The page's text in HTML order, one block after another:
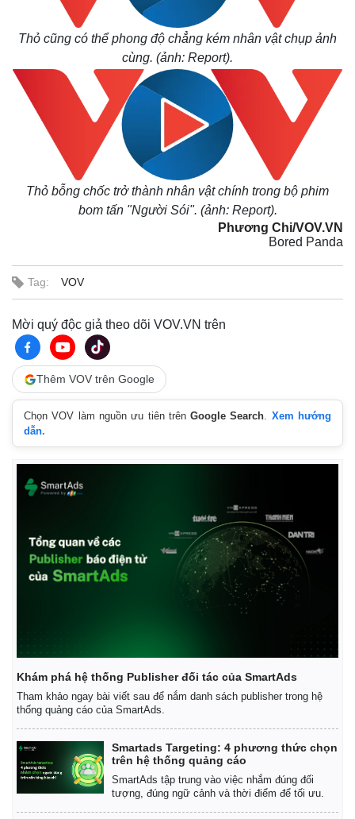
Pháp luật
Tư vấn luật
Quân sự - Quốc phòng
Vũ khí
Thỏ cũng có thể phong độ chẳng kém nhân vật chụp ảnh
cùng. (ảnh: Report).
Thỏ bỗng chốc trở thành nhân vật chính trong bộ phim
bom tấn "Người Sói". (ảnh: Report).
Phương Chi/VOV.VN
Bored Panda
Tag: VOV
Mời quý độc giả theo dõi VOV.VN trên
Thêm VOV trên Google
Chọn VOV làm nguồn ưu tiên trênGoogle Search. Xem hướng
dẫn.
Khám phá hệ thống Publisher đối tác của SmartAds
Tham khảo ngay bài viết sau để nắm danh sách publisher trong hệ
thống quảng cáo của SmartAds.
Smartads Targeting: 4 phương thức chọn
trên hệ thống quảng cáo
SmartAds tập trung vào việc nhắm đúng đối
tượng, đúng ngữ cảnh và thời điểm để tối ưu.